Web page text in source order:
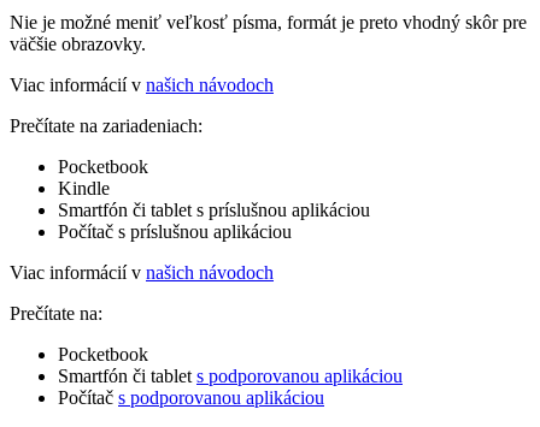
Nie je možné meniť veľkosť písma, formát je preto vhodný skôr pre
väčšie obrazovky.
Viac informácií v našich návodoch
Prečítate na zariadeniach:
Pocketbook
Kindle
Smartfón či tablet s príslušnou aplikáciou
Počítač s príslušnou aplikáciou
Viac informácií v našich návodoch
Prečítate na:
Pocketbook
Smartfón či tablet s podporovanou aplikáciou
Počítač s podporovanou aplikáciou